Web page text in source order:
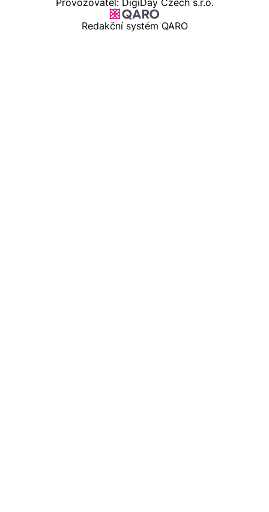
Provozovatel: DigiDay Czech s.r.o.
Redakční systém QARO